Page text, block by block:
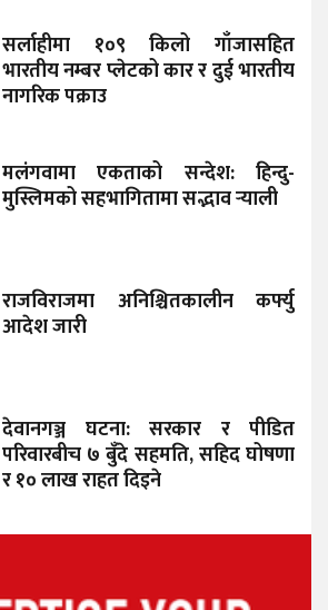
सर्लाहीमा १०९ किलो गाँजासहित
भारतीय नम्बर प्लेटको कार र दुई भारतीय
नागरिक पक्राउ
मलंगवामा एकताको सन्देश: हिन्दु-
मुस्लिमको सहभागितामा सद्भाव र्‍याली
राजविराजमा अनिश्चितकालीन कर्फ्यु
आदेश जारी
देवानगञ्ज घटना: सरकार र पीडित
परिवारबीच ७ बुँदे सहमति, सहिद घोषणा
र १० लाख राहत दिइने